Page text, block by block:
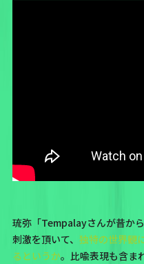
琉弥「Tempalayさんが昔か
刺激を頂いて、 独特の世界観
るというか。比喩表現も含ま